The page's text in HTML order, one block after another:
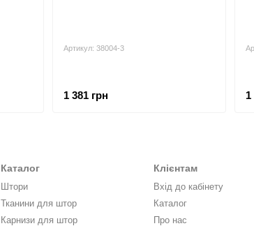
Артикул: 38004-3
1 381 грн 1
Каталог
Штори
Тканини для штор
Карнизи для штор
Клієнтам
Вхід до кабінету
Каталог
Про нас